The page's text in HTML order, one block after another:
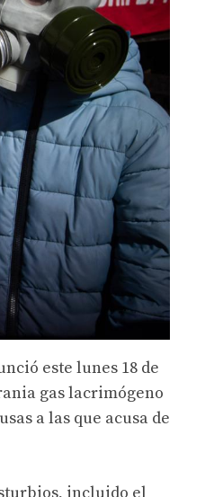
este lunes 18 de
gas lacrimógeno
a las que acusa de
incluido el